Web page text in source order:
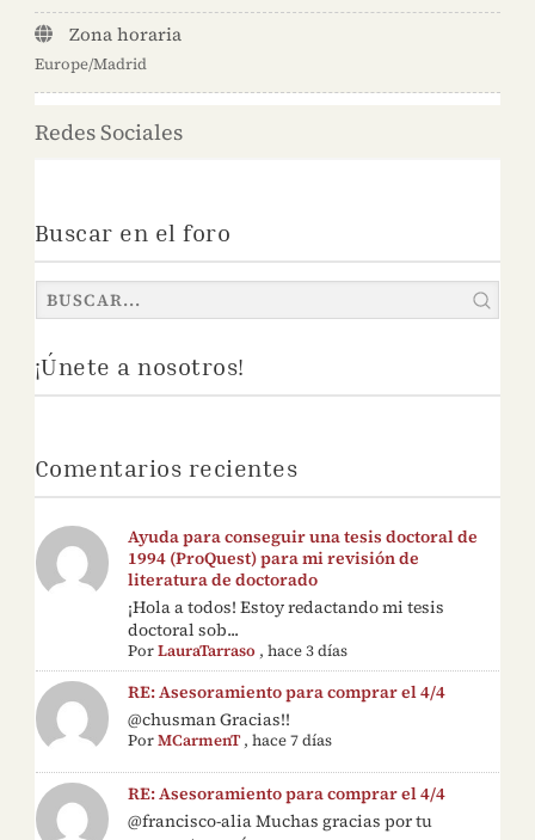
Zona horaria
Europe/Madrid
Redes Sociales
Buscar en el foro
¡Únete a nosotros!
Comentarios recientes
Ayuda para conseguir una tesis doctoral de
1994 (ProQuest) para mi revisión de
literatura de doctorado
¡Hola a todos! Estoy redactando mi tesis
doctoral sob...
PorLauraTarraso ,hace 3 días
RE: Asesoramiento para comprar el 4/4
@chusman Gracias!!
PorMCarmenT,hace 7 días
RE: Asesoramiento para comprar el 4/4
@francisco-alia Muchas gracias por tu